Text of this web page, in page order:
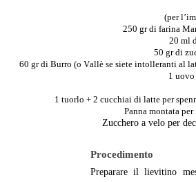
(per
250 gr di farina
20 ml
50 gr di
60 gr di Burro (o Vallè se siete intolleranti al
1
1 tuorlo + 2 cucchiai di latte per
Panna montata per
Zucchero a velo per
Procedimento
Preparare il lievitino